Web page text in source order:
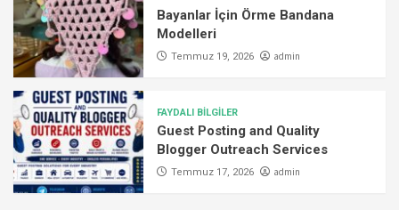
Bayanlar İçin Örme Bandana
Modelleri
Temmuz 19, 2026 admin
FAYDALI BİLGİLER
Guest Posting and Quality
Blogger Outreach Services
Temmuz 17, 2026 admin